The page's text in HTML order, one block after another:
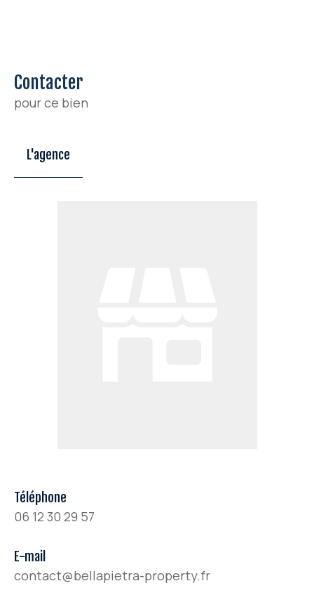
Contacter
pour ce bien
L'agence
Téléphone
06 12 30 29 57
E-mail
contact@bellapietra-property.fr